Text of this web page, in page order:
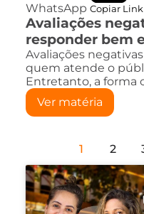
WhatsApp Copiar Link
Avaliações
responder bem
Avaliações
quem atende o
Entretanto, a forma
Ver matéria
1 2